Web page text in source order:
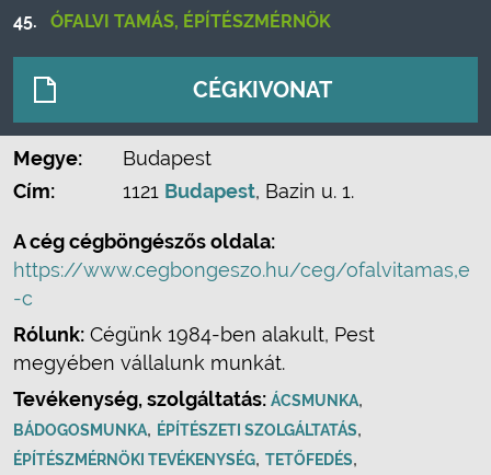
45. ÓFALVI TAMÁS, ÉPÍTÉSZMÉRNÖK
CÉGKIVONAT
Megye:
Budapest
Cím:
1121 Budapest, Bazin u. 1.
A cég cégböngészős oldala:
https://www.cegbongeszo.hu/ceg/ofalvitamas,e
-c
Rólunk: Cégünk 1984-ben alakult, Pest
megyében vállalunk munkát.
Tevékenység, szolgáltatás: ÁCSMUNKA,
BÁDOGOSMUNKA, ÉPÍTÉSZETI SZOLGÁLTATÁS,
ÉPÍTÉSZMÉRNÖKI TEVÉKENYSÉG, TETŐFEDÉS,